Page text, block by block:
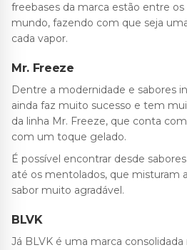
freebases da marca estão entre
mundo, fazendo com que seja
cada vapor.
Mr. Freeze
Dentre a modernidade e sabores
ainda faz muito sucesso e tem
da linha Mr. Freeze, que conta
com um toque gelado.
É possível encontrar desde
até os mentolados, que misturam
sabor muito agradável.
BLVK
Já BLVK é uma marca consolidada